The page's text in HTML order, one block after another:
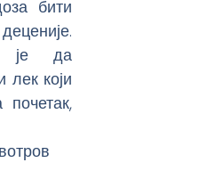
бити
је да
лек који
почетак,